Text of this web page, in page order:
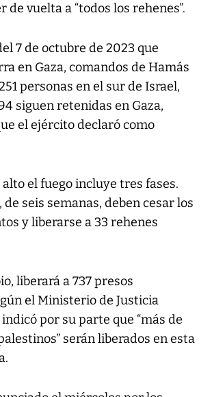
vuelta a “todos los rehenes”.
7 de octubre de 2023 que
en Gaza, comandos de Hamás
personas en el sur de Israel,
siguen retenidas en Gaza,
el ejército declaró como
el fuego incluye tres fases.
seis semanas, deben cesar los
y liberarse a 33 rehenes
liberará a 737 presos
el Ministerio de Justicia
por su parte que “más de
serán liberados en esta